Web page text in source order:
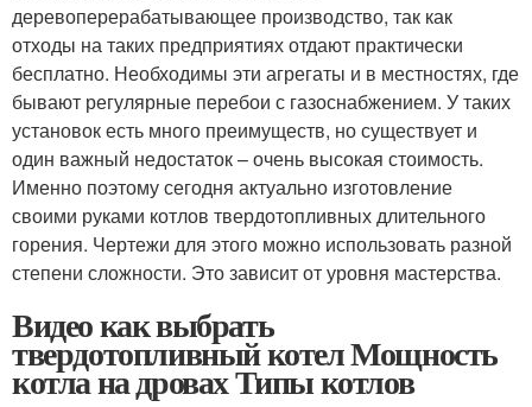
деревоперерабатывающее производство, так как
отходы на таких предприятиях отдают практически
бесплатно. Необходимы эти агрегаты и в местностях, где
бывают регулярные перебои с газоснабжением. У таких
установок есть много преимуществ, но существует и
один важный недостаток – очень высокая стоимость.
Именно поэтому сегодня актуально изготовление
своими руками котлов твердотопливных длительного
горения. Чертежи для этого можно использовать разной
степени сложности. Это зависит от уровня мастерства.
Видео как выбрать
твердотопливный котел Мощность
котла на дровах Типы котлов